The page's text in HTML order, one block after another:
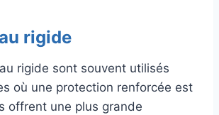
rigide
rigide sont souvent utilisés
où une protection renforcée est
offrent une plus grande